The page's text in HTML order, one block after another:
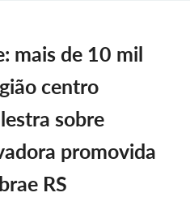
mais de 10 mil
centro
sobre
promovida
RS